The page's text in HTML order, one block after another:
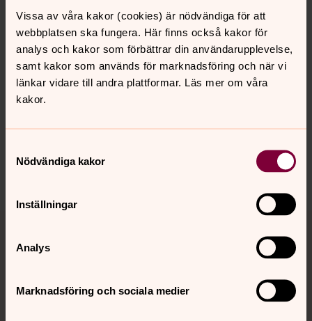
Vissa av våra kakor (cookies) är nödvändiga för att
webbplatsen ska fungera. Här finns också kakor för
analys och kakor som förbättrar din användarupplevelse,
samt kakor som används för marknadsföring och när vi
länkar vidare till andra plattformar. Läs mer om våra
kakor.
Nödvändiga kakor
Inställningar
Analys
Marknadsföring och sociala medier
sitter ensam och isolerad. Ett telefonsamtal kan betyda
mycket.
Synpunkter eller frågor på sidans
innehåll?
Kontakt